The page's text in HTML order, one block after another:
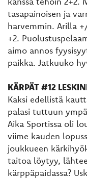
tasapainoisen ja
harvemmin. Arilla
+2.
aimo annos
paikka. Jatkuuko
KÄRPÄT #12
Kaksi edellistä
palasi tuttuun
Aika Sportissa oli
viime kauden
joukkueen
taitoa löytyy,
kärppäpaidassa?